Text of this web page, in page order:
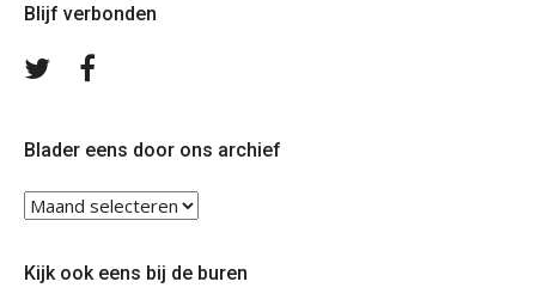
Blijf verbonden
Volg
Blader eens door ons archief
Blader
eens
ons
Kijk ook eens bij de buren